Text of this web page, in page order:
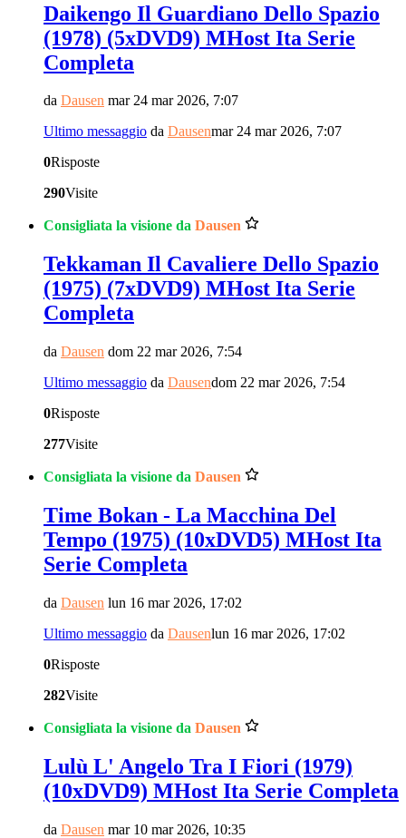
Daikengo Il Guardiano Dello Spazio
(1978) (5xDVD9) MHost Ita Serie
Completa
da Dausen mar 24 mar 2026, 7:07
Ultimo messaggio da Dausenmar 24 mar 2026, 7:07
0Risposte
290Visite
Consigliata la visione da Dausen
Tekkaman Il Cavaliere Dello Spazio
(1975) (7xDVD9) MHost Ita Serie
Completa
da Dausen dom 22 mar 2026, 7:54
Ultimo messaggio da Dausendom 22 mar 2026, 7:54
0Risposte
277Visite
Consigliata la visione da Dausen
Time Bokan - La Macchina Del
Tempo (1975) (10xDVD5) MHost Ita
Serie Completa
da Dausen lun 16 mar 2026, 17:02
Ultimo messaggio da Dausenlun 16 mar 2026, 17:02
0Risposte
282Visite
Consigliata la visione da Dausen
Lulù L' Angelo Tra I Fiori (1979)
(10xDVD9) MHost Ita Serie Completa
da Dausen mar 10 mar 2026, 10:35